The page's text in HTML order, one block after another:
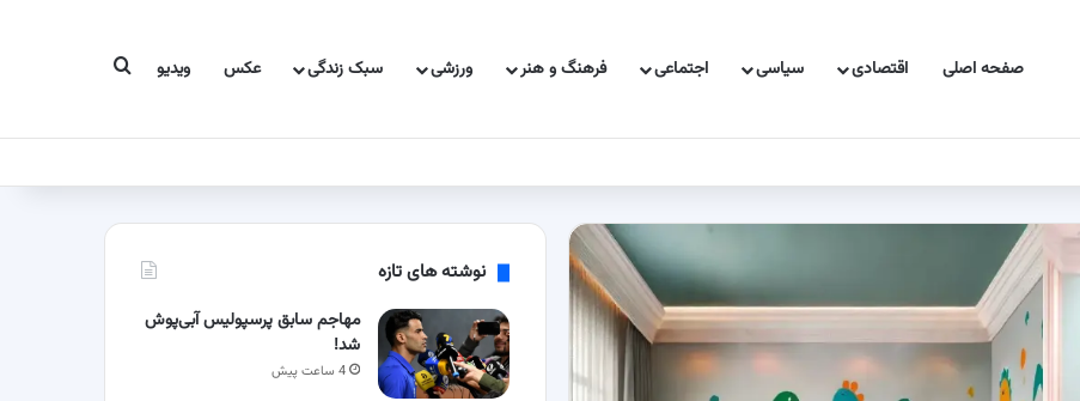
صفحه اصلی اقتصادی سیاسی اجتماعی فرهنگ و هنر ورزشی سبک زندگی عکس ویدیو جستجو برای
نوشته های تازه
مهاجم سابق پرسپولیس آبی‌پوش
شد!
4 ساعت پیش